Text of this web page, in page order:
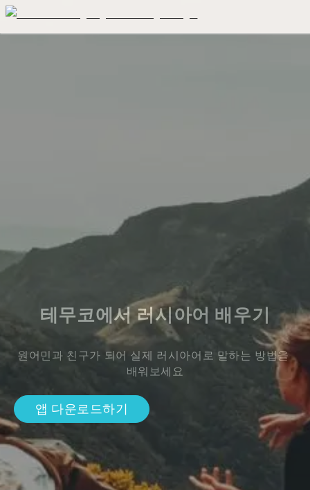
테무코에서 러시아어 배우기
원어민과 친구가 되어 실제 러시아어로 말하는 방법을
배워보세요
앱 다운로드하기